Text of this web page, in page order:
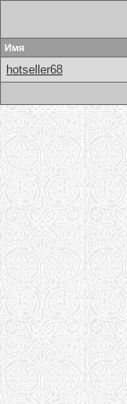
Имя
hotseller68